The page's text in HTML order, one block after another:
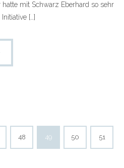
hatte mit Schwarz Eberhard so sehr
[…]
48 49 50 51